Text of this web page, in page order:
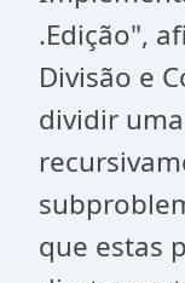
.Edição",
Divisão e
dividir
que estas